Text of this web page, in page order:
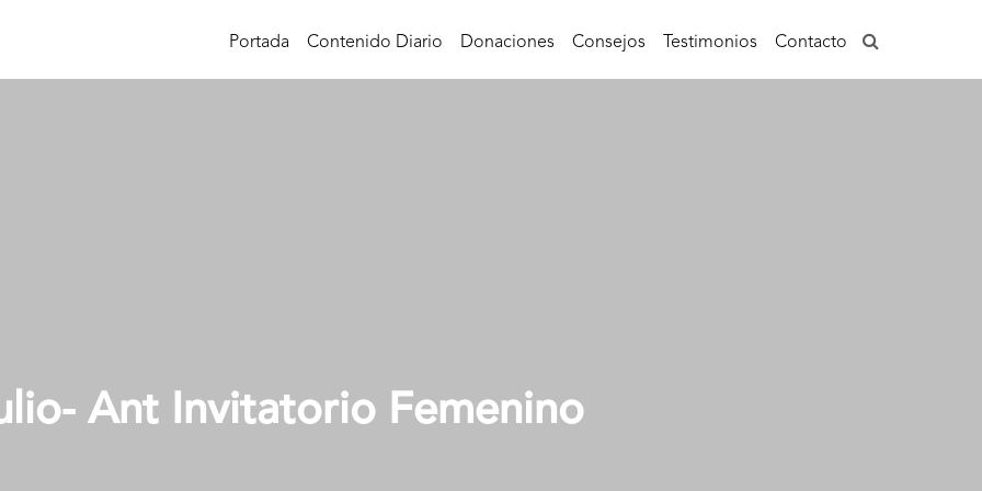
Portada Contenido Diario Donaciones Consejos Testimonios Contacto
Ant Invitatorio Femenino